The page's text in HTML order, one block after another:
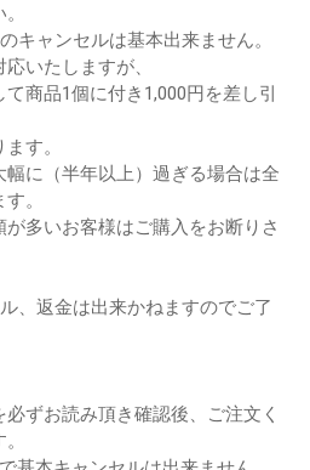
キャンセルは基本出来ません。
いたしますが、
商品1個に付き1,000円を差し引
す。
に（半年以上）過ぎる場合は全
。
が多いお客様はご購入をお断りさ
、返金は出来かねますのでご了
ずお読み頂き確認後、ご注文く